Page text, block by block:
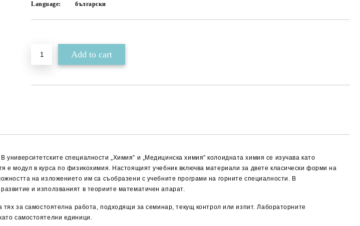
Language:
български
специалности „Химия” и „Медицинска химия” колоидната химия се изучава като
е модул в курса по физикохимия. Настоящият учебник включва материали за двете класически форми на
на изложението им са съобразени с учебните програми на горните специалности. В
и използваният в теориите математичен апарат.
за самостоятелна работа, подходящи за семинар, текущ контрол или изпит. Лабораторните
самостоятелни единици.